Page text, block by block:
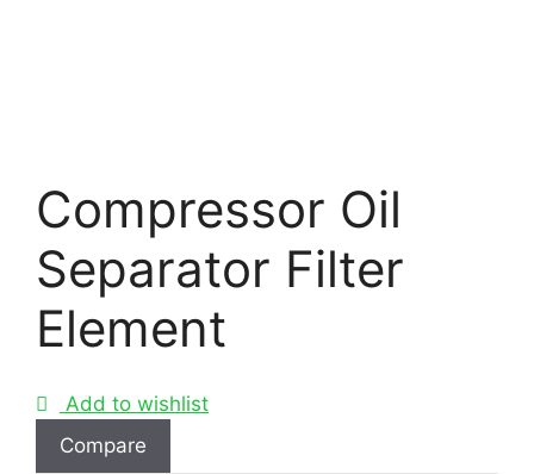
Compressor Oil
Separator Filter
Element
Add to wishlist
Compare